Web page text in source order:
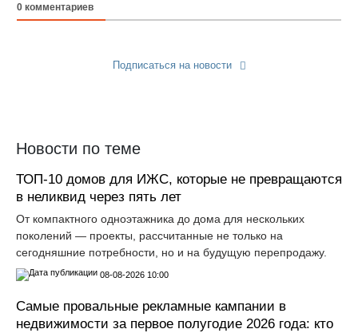
0 комментариев
Подписаться на новости
Новости по теме
ТОП-10 домов для ИЖС, которые не превращаются
в неликвид через пять лет
От компактного одноэтажника до дома для нескольких
поколений — проекты, рассчитанные не только на
сегодняшние потребности, но и на будущую перепродажу.
08-08-2026 10:00
Самые провальные рекламные кампании в
недвижимости за первое полугодие 2026 года: кто